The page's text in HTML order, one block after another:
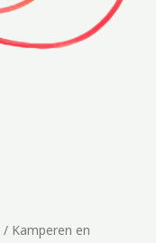
/ Kamperen en